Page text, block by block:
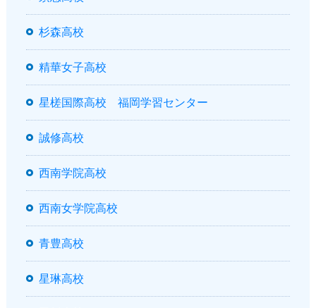
杉森高校
精華女子高校
星槎国際高校 福岡学習センター
誠修高校
西南学院高校
西南女学院高校
青豊高校
星琳高校